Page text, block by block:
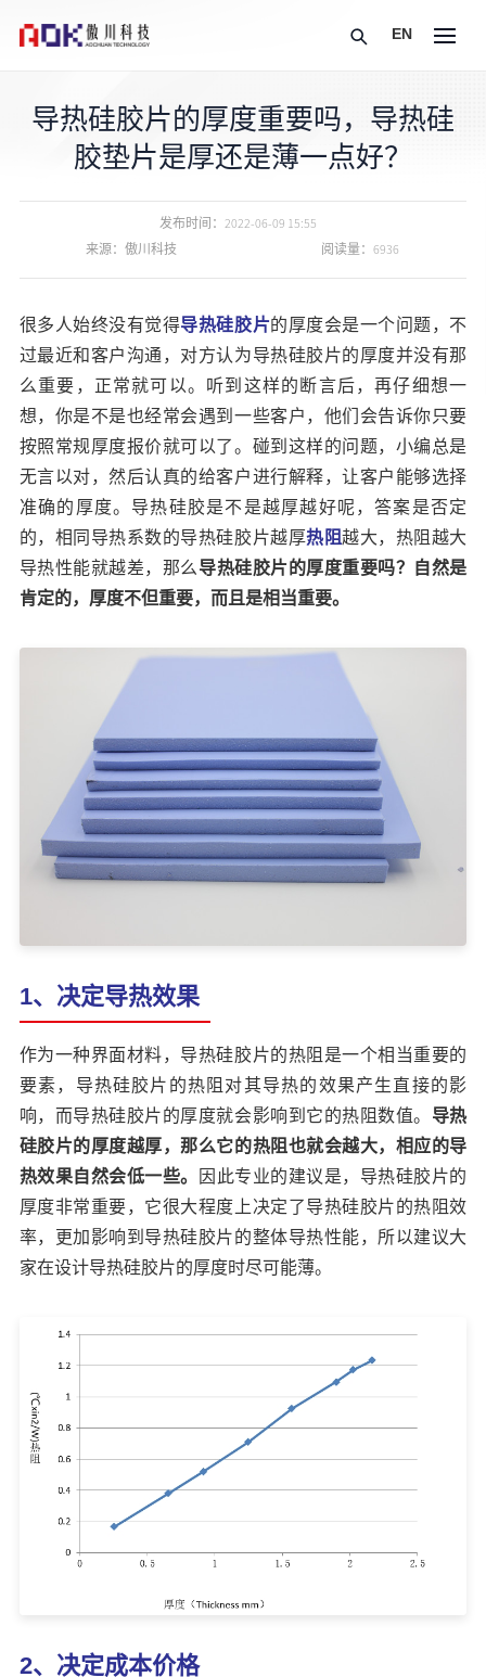
EN
导热硅胶片的厚度重要吗，导热硅
胶垫片是厚还是薄一点好？
发布时间： 2022-06-09 15:55
来源：傲川科技
阅读量：6936
很多人始终没有觉得导热硅胶片的厚度会是一个问题，不
过最近和客户沟通，对方认为导热硅胶片的厚度并没有那
么重要，正常就可以。听到这样的断言后，再仔细想一
想，你是不是也经常会遇到一些客户，他们会告诉你只要
按照常规厚度报价就可以了。碰到这样的问题，小编总是
无言以对，然后认真的给客户进行解释，让客户能够选择
准确的厚度。导热硅胶是不是越厚越好呢，答案是否定
的，相同导热系数的导热硅胶片越厚热阻越大，热阻越大
导热性能就越差，那么导热硅胶片的厚度重要吗？自然是
肯定的，厚度不但重要，而且是相当重要。
1、决定导热效果
作为一种界面材料，导热硅胶片的热阻是一个相当重要的
要素，导热硅胶片的热阻对其导热的效果产生直接的影
响，而导热硅胶片的厚度就会影响到它的热阻数值。 导热
硅胶片的厚度越厚，那么它的热阻也就会越大，相应的导
热效果自然会低一些。
因此专业的建议是，导热硅胶片的
厚度非常重要，它很大程度上决定了导热硅胶片的热阻效
率，更加影响到导热硅胶片的整体导热性能，所以建议大
家在设计导热硅胶片的厚度时尽可能薄。
2、决定成本价格